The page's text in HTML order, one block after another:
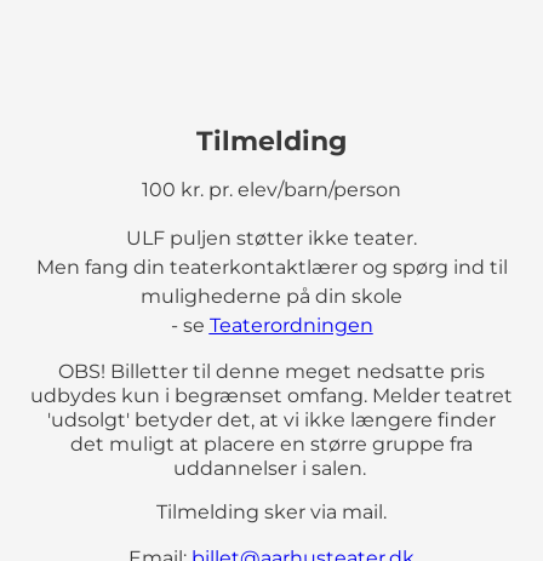
Tilmelding
100 kr. pr. elev/barn/person
ULF puljen støtter ikke teater.
Men fang din teaterkontaktlærer og spørg ind til
mulighederne på din skole
- se Teaterordningen
OBS! Billetter til denne meget nedsatte pris
udbydes kun i begrænset omfang. Melder teatret
'udsolgt' betyder det, at vi ikke længere finder
det muligt at placere en større gruppe fra
uddannelser i salen.
Tilmelding sker via mail.